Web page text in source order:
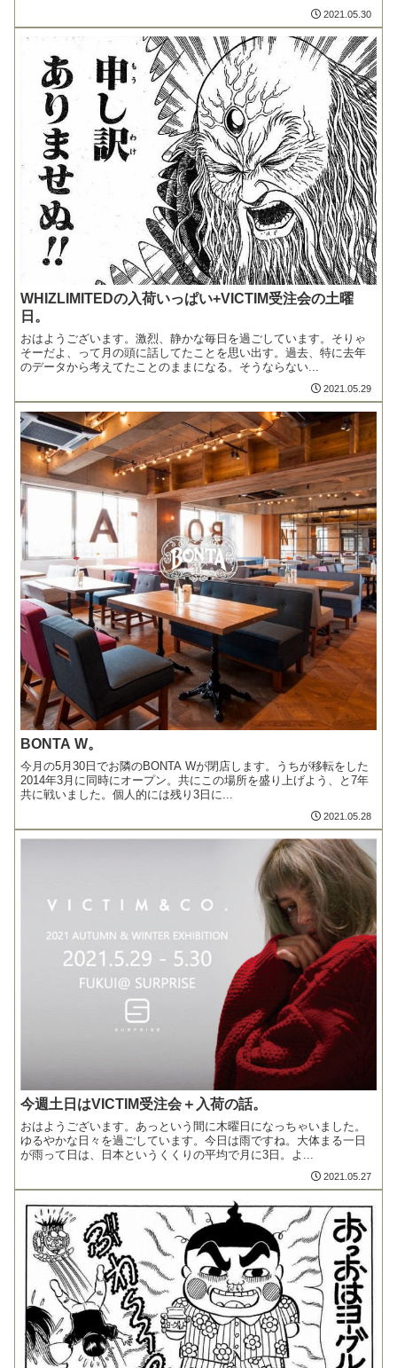
2021.05.30
WHIZLIMITEDの入荷いっぱい+VICTIM受注会の土曜
日。
おはようございます。激烈、静かな毎日を過ごしています。そりゃ
そーだよ、って月の頭に話してたことを思い出す。過去、特に去年
のデータから考えてたことのままになる。そうならない...
2021.05.29
BONTA W。
今月の5月30日でお隣のBONTA Wが閉店します。うちが移転をした
2014年3月に同時にオープン。共にこの場所を盛り上げよう、と7年
共に戦いました。個人的には残り3日に...
2021.05.28
今週土日はVICTIM受注会＋入荷の話。
おはようございます。あっという間に木曜日になっちゃいました。
ゆるやかな日々を過ごしています。今日は雨ですね。大体まる一日
が雨って日は、日本というくくりの平均で月に3日。よ...
2021.05.27